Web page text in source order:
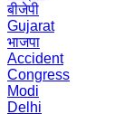
बीजेपी
Gujarat
भाजपा
Accident
Congress
Modi
Delhi